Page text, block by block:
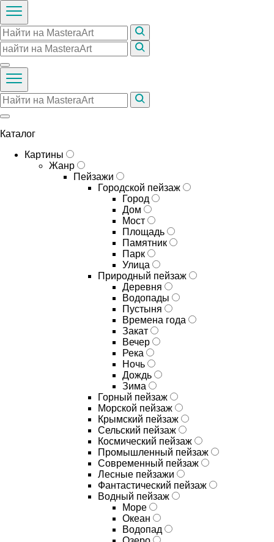
Каталог
Картины
Жанр
Пейзажи
Городской пейзаж
Город
Дом
Мост
Площадь
Памятник
Парк
Улица
Природный пейзаж
Деревня
Водопады
Пустыня
Времена года
Закат
Вечер
Река
Ночь
Дождь
Зима
Горный пейзаж
Морской пейзаж
Крымский пейзаж
Сельский пейзаж
Космический пейзаж
Промышленный пейзаж
Современный пейзаж
Лесные пейзажи
Фантастический пейзаж
Водный пейзаж
Море
Океан
Водопад